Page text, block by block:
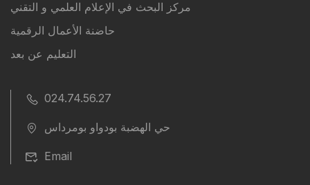
مركز البحث في الإعلام العلمي و التقني
حاضنة الأعمال الرقمية
التعليم عن بعد
024.74.56.27
حي الهضبة بودواو بومرداس
Email